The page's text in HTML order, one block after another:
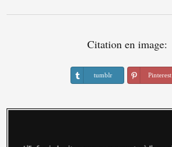
Citation en image:
tumblr Pinterest